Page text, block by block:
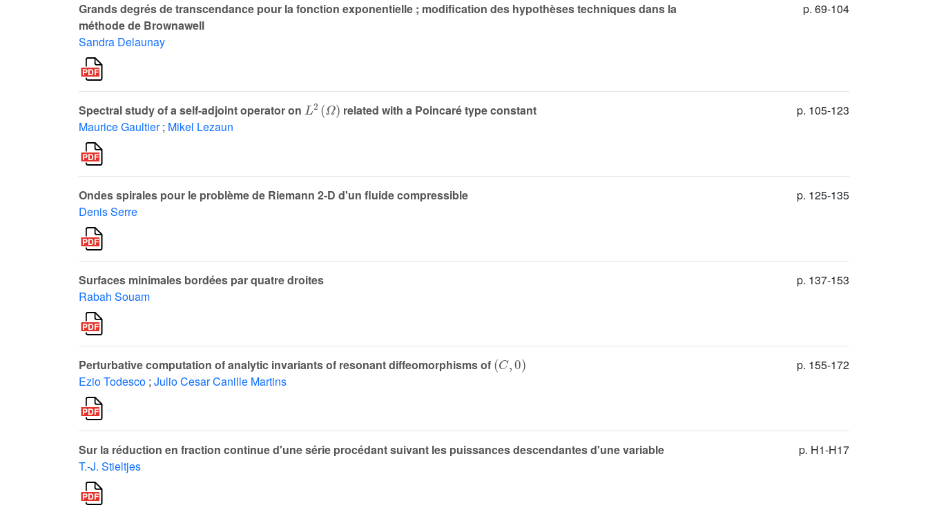
Grands degrés de transcendance pour la fonction exponentielle ; modification des hypothèses techniques dans la
méthode de Brownawell
Sandra Delaunay
p. 69-104
Spectral study of a self-adjoint operator on
2 ( )
related with a Poincaré type constant
Maurice Gaultier ; Mikel Lezaun
p. 105-123
Ondes spirales pour le problème de Riemann 2-D d'un fluide compressible
Denis Serre
p. 125-135
Surfaces minimales bordées par quatre droites
Rabah Souam
p. 137-153
Perturbative computation of analytic invariants of resonant diffeomorphisms of
( )
Ezio Todesco ; Julio Cesar Canille Martins
p. 155-172
Sur la réduction en fraction continue d'une série procédant suivant les puissances descendantes d'une variable
T.-J. Stieltjes
p. H1-H17